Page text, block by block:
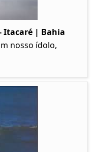
Itacaré | Bahia
nosso ídolo,